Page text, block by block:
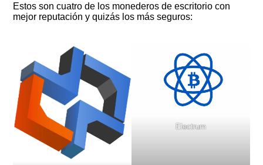
Estos son cuatro de los monederos de escritorio con
mejor reputación y quizás los más seguros:
Electrum